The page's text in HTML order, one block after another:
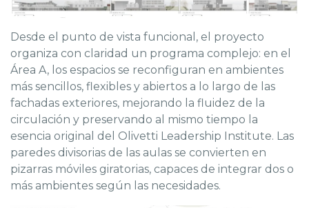
Desde el punto de vista funcional, el proyecto
organiza con claridad un programa complejo: en el
Área A, los espacios se reconfiguran en ambientes
más sencillos, flexibles y abiertos a lo largo de las
fachadas exteriores, mejorando la fluidez de la
circulación y preservando al mismo tiempo la
esencia original del Olivetti Leadership Institute. Las
paredes divisorias de las aulas se convierten en
pizarras móviles giratorias, capaces de integrar dos o
más ambientes según las necesidades.